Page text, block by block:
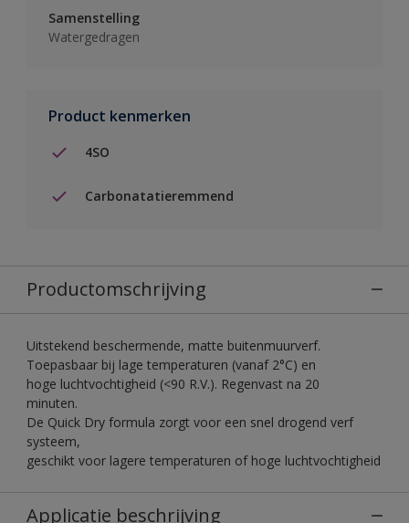
Samenstelling
Watergedragen
Product kenmerken
4SO
Carbonatatieremmend
Productomschrijving
Uitstekend beschermende, matte buitenmuurverf.
Toepasbaar bij lage temperaturen (vanaf 2°C) en
hoge luchtvochtigheid (<90 R.V.). Regenvast na 20
minuten.
De Quick Dry formula zorgt voor een snel drogend verf
systeem,
geschikt voor lagere temperaturen of hoge luchtvochtigheid
Applicatie beschrijving